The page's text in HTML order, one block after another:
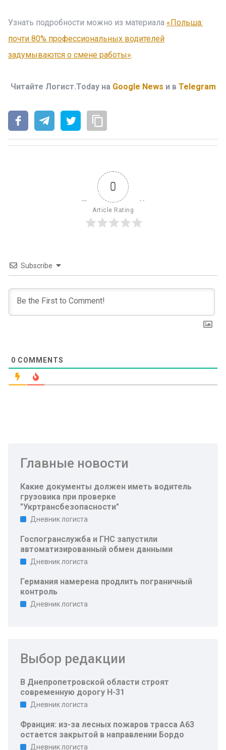
Узнать подробности можно из материала «Польша:
почти 80% профессиональных водителей
задумываются о смене работы».
Читайте Логист.Today на Google News и в Telegram
0
Article Rating
Subscribe
0 COMMENTS
Главные новости
Какие документы должен иметь водитель
грузовика при проверке
"Укртрансбезопасности"
Дневник логиста
Госпогранслужба и ГНС запустили
автоматизированный обмен данными
Дневник логиста
Германия намерена продлить пограничный
контроль
Дневник логиста
Выбор редакции
В Днепропетровской области строят
современную дорогу Н-31
Дневник логиста
Франция: из-за лесных пожаров трасса A63
остается закрытой в направлении Бордо
Дневник логиста